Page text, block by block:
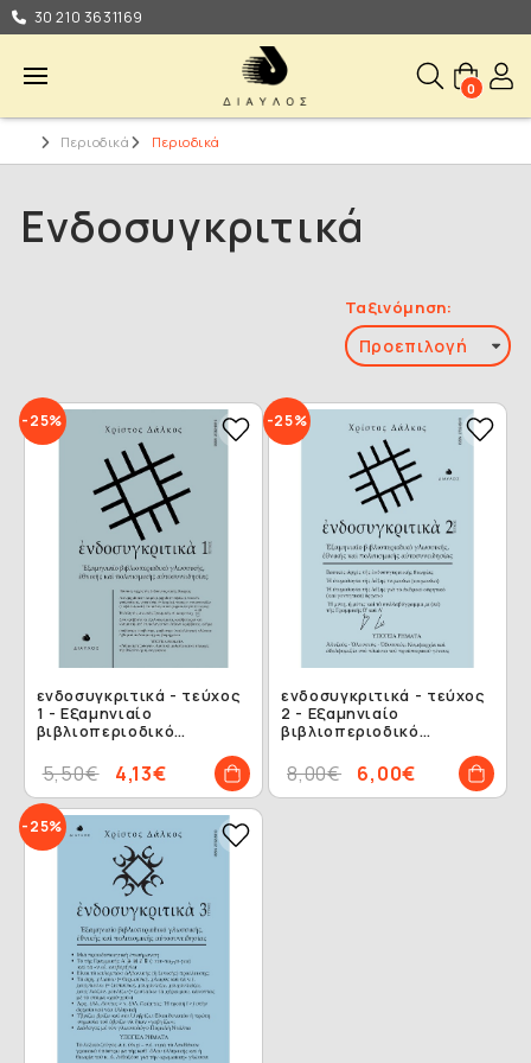
30 210 3631169
0
Περιοδικά Περιοδικά
Ενδοσυγκριτικά
Ταξινόμηση:
-25%
ενδοσυγκριτικά - τεύχος
1 - Εξαμηνιαίο
βιβλιοπεριοδικό
πολιτισμικής
αυτοσυνειδησίας
4,13€
5,50€
-25%
ενδοσυγκριτικά - τεύχος
2 - Εξαμηνιαίο
βιβλιοπεριοδικό
πολιτισμικής
αυτοσυνειδησίας
6,00€
8,00€
-25%